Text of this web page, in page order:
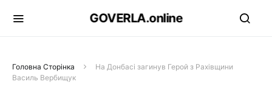
GOVERLA.online
Головна Сторінка
На Донбасі загинув Герой з Рахівщини
Василь Вербищук